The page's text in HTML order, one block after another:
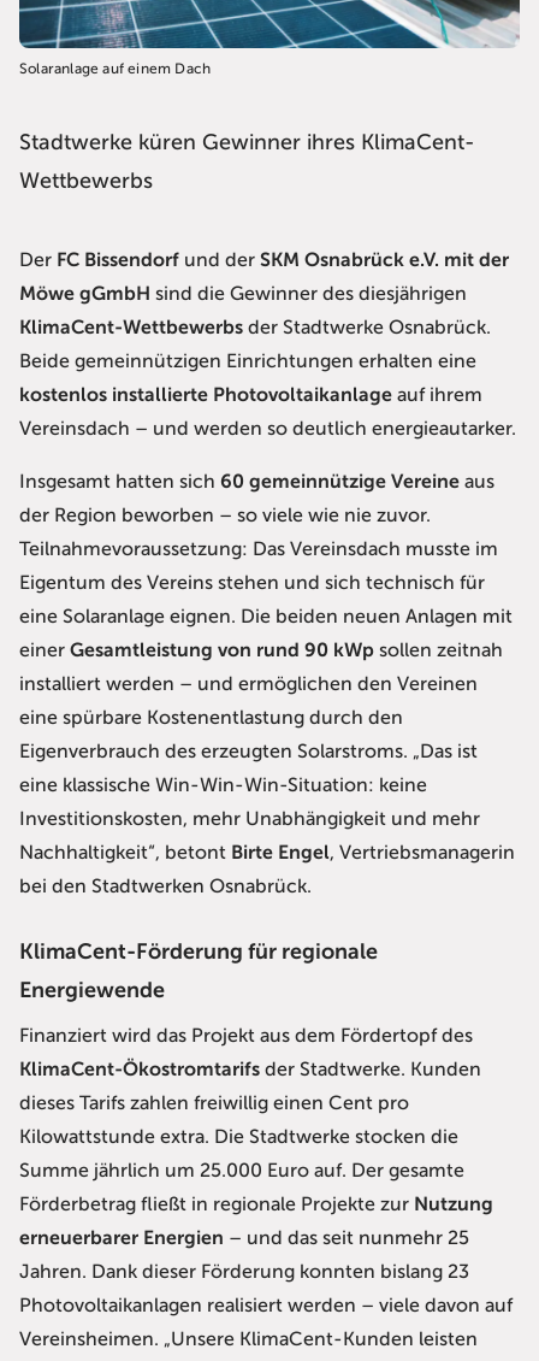
Solaranlage auf einem Dach
Stadtwerke küren Gewinner ihres KlimaCent-
Wettbewerbs
Der FC Bissendorf und der SKM Osnabrück e.V. mit der
Möwe gGmbH sind die Gewinner des diesjährigen
KlimaCent-Wettbewerbs der Stadtwerke Osnabrück.
Beide gemeinnützigen Einrichtungen erhalten eine
kostenlos installierte Photovoltaikanlage auf ihrem
Vereinsdach – und werden so deutlich energieautarker.
Insgesamt hatten sich 60 gemeinnützige Vereine aus
der Region beworben – so viele wie nie zuvor.
Teilnahmevoraussetzung: Das Vereinsdach musste im
Eigentum des Vereins stehen und sich technisch für
eine Solaranlage eignen. Die beiden neuen Anlagen mit
einer Gesamtleistung von rund 90 kWp sollen zeitnah
installiert werden – und ermöglichen den Vereinen
eine spürbare Kostenentlastung durch den
Eigenverbrauch des erzeugten Solarstroms. „Das ist
eine klassische Win-Win-Win-Situation: keine
Investitionskosten, mehr Unabhängigkeit und mehr
Nachhaltigkeit“, betont Birte Engel, Vertriebsmanagerin
bei den Stadtwerken Osnabrück.
KlimaCent-Förderung für regionale
Energiewende
Finanziert wird das Projekt aus dem Fördertopf des
KlimaCent-Ökostromtarifs der Stadtwerke. Kunden
dieses Tarifs zahlen freiwillig einen Cent pro
Kilowattstunde extra. Die Stadtwerke stocken die
Summe jährlich um 25.000 Euro auf. Der gesamte
Förderbetrag fließt in regionale Projekte zur Nutzung
erneuerbarer Energien – und das seit nunmehr 25
Jahren. Dank dieser Förderung konnten bislang 23
Photovoltaikanlagen realisiert werden – viele davon auf
Vereinsheimen. „Unsere KlimaCent-Kunden leisten